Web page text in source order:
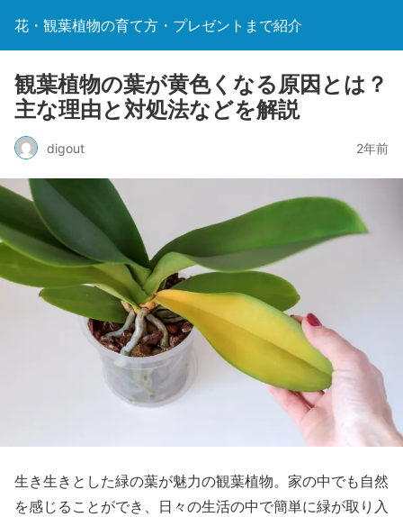
花・観葉植物の育て方・プレゼントまで紹介
観葉植物の葉が黄色くなる原因とは？
主な理由と対処法などを解説
digout 2年前
生き生きとした緑の葉が魅力の観葉植物。家の中でも自然
を感じることができ、日々の生活の中で簡単に緑が取り入